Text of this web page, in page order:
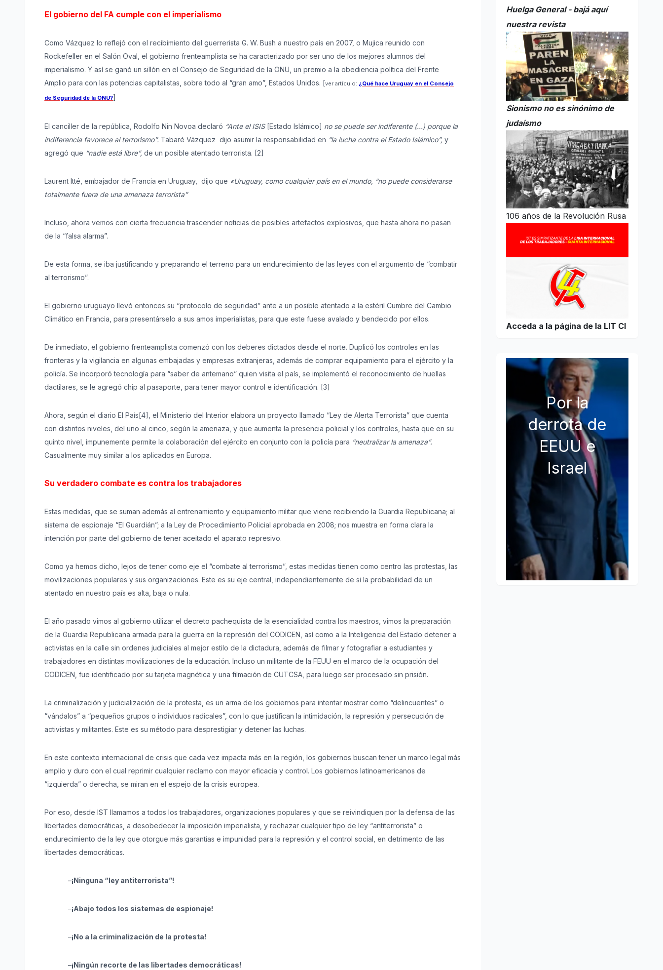
El gobierno del FA cumple con el imperialismo
Como Vázquez lo reflejó con el recibimiento del guerrerista G. W. Bush a nuestro país en 2007, o Mujica reunido con
Rockefeller en el Salón Oval, el gobierno frenteamplista se ha caracterizado por ser uno de los mejores alumnos del
imperialismo. Y así se ganó un sillón en el Consejo de Seguridad de la ONU, un premio a la obediencia política del Frente
Amplio para con las potencias capitalistas, sobre todo al “gran amo”, Estados Unidos. [ver artículo: ¿Qué hace Uruguay en el Consejo
de Seguridad de la ONU?]
El canciller de la república, Rodolfo Nin Novoa declaró “Ante el ISIS [Estado Islámico] no se puede ser indiferente (…) porque la
indiferencia favorece al terrorismo”. Tabaré Vázquez dijo asumir la responsabilidad en “la lucha contra el Estado Islámico”, y
agregó que “nadie está libre”, de un posible atentado terrorista. [2]
Laurent Itté, embajador de Francia en Uruguay, dijo que «Uruguay, como cualquier país en el mundo, “no puede considerarse
totalmente fuera de una amenaza terrorista”
Incluso, ahora vemos con cierta frecuencia trascender noticias de posibles artefactos explosivos, que hasta ahora no pasan
de la “falsa alarma”.
De esta forma, se iba justificando y preparando el terreno para un endurecimiento de las leyes con el argumento de “combatir
al terrorismo”.
El gobierno uruguayo llevó entonces su “protocolo de seguridad” ante a un posible atentado a la estéril Cumbre del Cambio
Climático en Francia, para presentárselo a sus amos imperialistas, para que este fuese avalado y bendecido por ellos.
De inmediato, el gobierno frenteamplista comenzó con los deberes dictados desde el norte. Duplicó los controles en las
fronteras y la vigilancia en algunas embajadas y empresas extranjeras, además de comprar equipamiento para el ejército y la
policía. Se incorporó tecnología para “saber de antemano” quien visita el país, se implementó el reconocimiento de huellas
dactilares, se le agregó chip al pasaporte, para tener mayor control e identificación. [3]
Ahora, según el diario El País[4], el Ministerio del Interior elabora un proyecto llamado “Ley de Alerta Terrorista” que cuenta
con distintos niveles, del uno al cinco, según la amenaza, y que aumenta la presencia policial y los controles, hasta que en su
quinto nivel, impunemente permite la colaboración del ejército en conjunto con la policía para “neutralizar la amenaza”.
Casualmente muy similar a los aplicados en Europa.
Su verdadero combate es contra los trabajadores
Estas medidas, que se suman además al entrenamiento y equipamiento militar que viene recibiendo la Guardia Republicana; al
sistema de espionaje “El Guardián”; a la Ley de Procedimiento Policial aprobada en 2008; nos muestra en forma clara la
intención por parte del gobierno de tener aceitado el aparato represivo.
Como ya hemos dicho, lejos de tener como eje el “combate al terrorismo”, estas medidas tienen como centro las protestas, las
movilizaciones populares y sus organizaciones. Este es su eje central, independientemente de si la probabilidad de un
atentado en nuestro país es alta, baja o nula.
El año pasado vimos al gobierno utilizar el decreto pachequista de la esencialidad contra los maestros, vimos la preparación
de la Guardia Republicana armada para la guerra en la represión del CODICEN, así como a la Inteligencia del Estado detener a
activistas en la calle sin ordenes judiciales al mejor estilo de la dictadura, además de filmar y fotografiar a estudiantes y
trabajadores en distintas movilizaciones de la educación. Incluso un militante de la FEUU en el marco de la ocupación del
CODICEN, fue identificado por su tarjeta magnética y una filmación de CUTCSA, para luego ser procesado sin prisión.
La criminalización y judicialización de la protesta, es un arma de los gobiernos para intentar mostrar como “delincuentes” o
“vándalos” a “pequeños grupos o individuos radicales”, con lo que justifican la intimidación, la represión y persecución de
activistas y militantes. Este es su método para desprestigiar y detener las luchas.
En este contexto internacional de crisis que cada vez impacta más en la región, los gobiernos buscan tener un marco legal más
amplio y duro con el cual reprimir cualquier reclamo con mayor eficacia y control. Los gobiernos latinoamericanos de
“izquierda” o derecha, se miran en el espejo de la crisis europea.
Por eso, desde IST llamamos a todos los trabajadores, organizaciones populares y que se reivindiquen por la defensa de las
libertades democráticas, a desobedecer la imposición imperialista, y rechazar cualquier tipo de ley “antiterrorista” o
endurecimiento de la ley que otorgue más garantías e impunidad para la represión y el control social, en detrimento de las
libertades democráticas.
–¡Ninguna “ley antiterrorista”!
–¡Abajo todos los sistemas de espionaje!
–¡No a la criminalización de la protesta!
–¡Ningún recorte de las libertades democráticas!
Huelga General - bajá aquí
nuestra revista
Sionismo no es sinónimo de
judaísmo
106 años de la Revolución Rusa
Acceda a la página de la LIT CI
Por la
derrota de
EEUU e
Israel